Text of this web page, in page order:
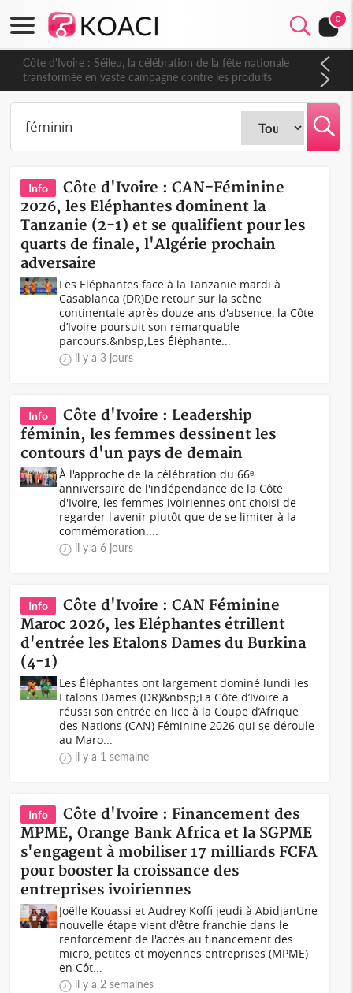
0
Côte d'Ivoire : Séileu, la célébration de la fête nationale
transformée en vaste campagne contre les produits
dépigmentants dangereux
Info
Côte d'Ivoire : CAN-Féminine
2026, les Eléphantes dominent la
Tanzanie (2-1) et se qualifient pour les
quarts de finale, l'Algérie prochain
adversaire
Les Eléphantes face à la Tanzanie mardi à
Casablanca (DR)De retour sur la scène
continentale après douze ans d'absence, la Côte
d’Ivoire poursuit son remarquable
parcours.&nbsp;Les Éléphante...
il y a 3 jours
Info
Côte d'Ivoire : Leadership
féminin, les femmes dessinent les
contours d'un pays de demain
À l'approche de la célébration du 66ᵉ
anniversaire de l'indépendance de la Côte
d'Ivoire, les femmes ivoiriennes ont choisi de
regarder l'avenir plutôt que de se limiter à la
commémoration....
il y a 6 jours
Info
Côte d'Ivoire : CAN Féminine
Maroc 2026, les Eléphantes étrillent
d'entrée les Etalons Dames du Burkina
(4-1)
Les Éléphantes ont largement dominé lundi les
Etalons Dames (DR)&nbsp;La Côte d’Ivoire a
réussi son entrée en lice à la Coupe d’Afrique
des Nations (CAN) Féminine 2026 qui se déroule
au Maro...
il y a 1 semaine
Info
Côte d'Ivoire : Financement des
MPME, Orange Bank Africa et la SGPME
s'engagent à mobiliser 17 milliards FCFA
pour booster la croissance des
entreprises ivoiriennes
Joëlle Kouassi et Audrey Koffi jeudi à AbidjanUne
nouvelle étape vient d'être franchie dans le
renforcement de l'accès au financement des
micro, petites et moyennes entreprises (MPME)
en Côt...
il y a 2 semaines